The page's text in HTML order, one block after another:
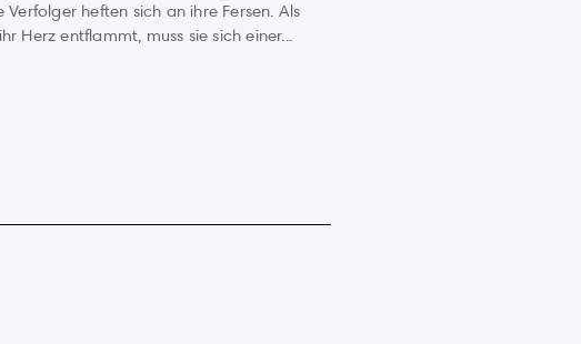
heften sich an ihre Fersen. Als
Herz entflammt, muss sie sich einer...